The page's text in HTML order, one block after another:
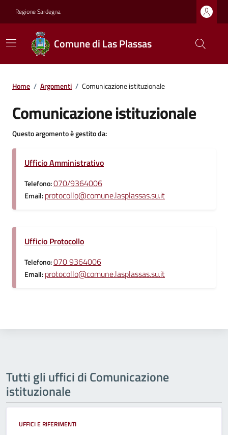
Regione Sardegna
Comune di Las Plassas
Home / Argomenti / Comunicazione istituzionale
Comunicazione istituzionale
Questo argomento è gestito da:
Ufficio Amministrativo
Telefono:070/9364006
Email:protocollo@comune.lasplassas.su.it
Ufficio Protocollo
Telefono:070 9364006
Email:protocollo@comune.lasplassas.su.it
Tutti gli uffici di Comunicazione
istituzionale
UFFICI E RIFERIMENTI